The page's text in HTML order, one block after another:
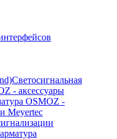
Светосигнальная
- аксессуары
OSMOZ -
Meyertec